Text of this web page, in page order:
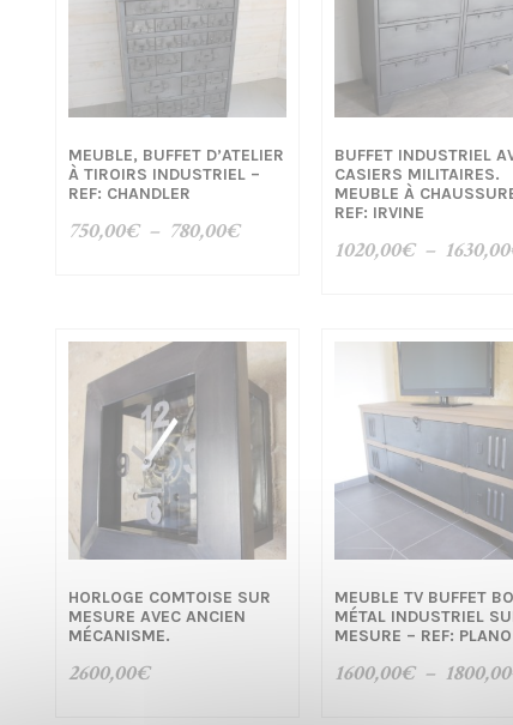
MEUBLE, BUFFET D’ATELIER
À TIROIRS INDUSTRIEL –
REF: CHANDLER
750,00€ – 780,00€Plage
à
780,00€
BUFFET INDUSTRIEL
CASIERS MILITAIRES.
MEUBLE À
REF: IRVINE
1020,00€ – 1630,00
HORLOGE COMTOISE SUR
MESURE AVEC ANCIEN
MÉCANISME.
2600,00€
MEUBLE TV BUFFET
MÉTAL INDUSTRIEL
MESURE – REF: PLANO
1600,00€ – 1800,00